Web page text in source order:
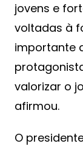
jovens e
voltadas à
importante
valorizar o
afirmou.
O